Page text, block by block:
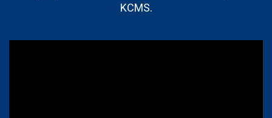
KCMS.